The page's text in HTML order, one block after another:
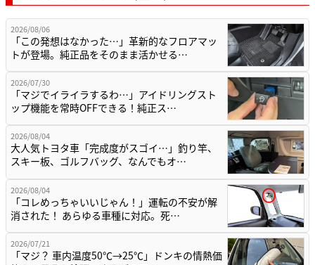
2026/08/06
「この発想はなかった…」革新的なフロアマッ
トが登場。純正品をそのまま活かせる…
2026/07/30
「マジでイライラするわ…」アイドリングスト
ップ機能を常時OFFできる！純正ス…
2026/08/04
大人気トヨタ車「完成度がスゴイ…」釣り竿、
スキー板、ゴルフバッグ、なんでもオ…
2026/08/04
「コレめっちゃいいじゃん！」運転の不安が解
消された！ あらゆる車種に対応。死…
2026/07/21
「マジ？ 車内温度50℃→25℃」ドンキの情熱価